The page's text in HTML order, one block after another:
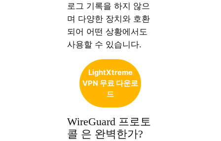
로그 기록을 하지 않으
며 다양한 장치와 호환
되어 어떤 상황에서도
사용할 수 있습니다.
LightXtreme
VPN 무료 다운로
드
WireGuard 프로토
콜 은 완벽한가?